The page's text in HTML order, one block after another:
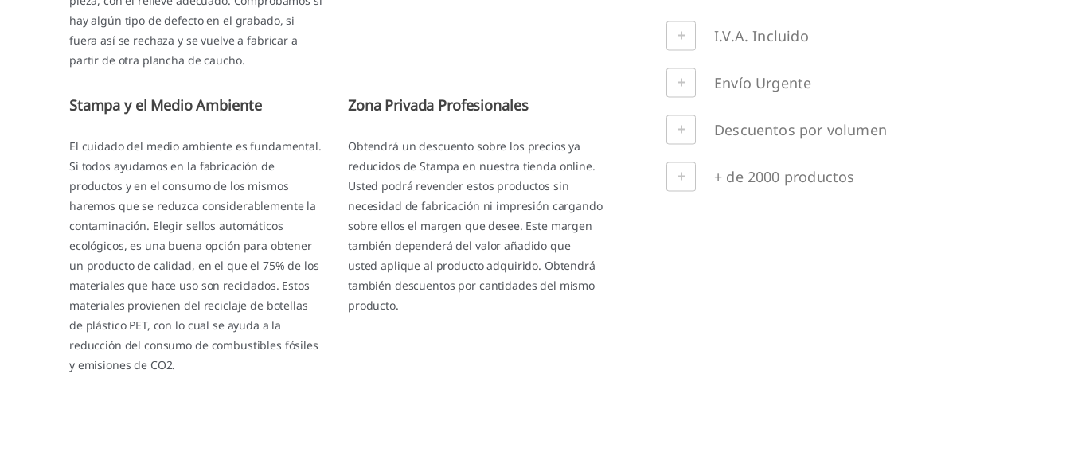
hay algún tipo de defecto en el grabado, si
fuera así se rechaza y se vuelve a fabricar a
partir de otra plancha de caucho.
Stampa y el Medio Ambiente
El cuidado del medio ambiente es fundamental.
Si todos ayudamos en la fabricación de
productos y en el consumo de los mismos
haremos que se reduzca considerablemente la
contaminación. Elegir sellos automáticos
ecológicos, es una buena opción para obtener
un producto de calidad, en el que el 75% de los
materiales que hace uso son reciclados. Estos
materiales provienen del reciclaje de botellas
de plástico PET, con lo cual se ayuda a la
reducción del consumo de combustibles fósiles
y emisiones de CO2.
Zona Privada Profesionales
Obtendrá un descuento sobre los precios ya
reducidos de Stampa en nuestra tienda online.
Usted podrá revender estos productos sin
necesidad de fabricación ni impresión cargando
sobre ellos el margen que desee. Este margen
también dependerá del valor añadido que
usted aplique al producto adquirido. Obtendrá
también descuentos por cantidades del mismo
producto.
I.V.A. Incluido
Envío Urgente
Descuentos por volumen
+ de 2000 productos